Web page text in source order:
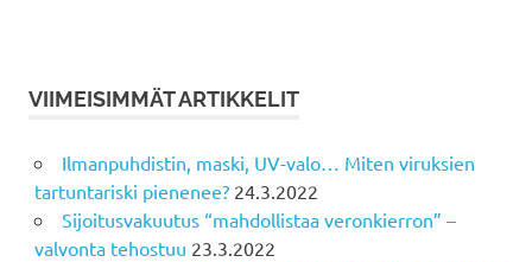
VIIMEISIMMÄT ARTIKKELIT
Ilmanpuhdistin, maski, UV-valo… Miten viruksien
tartuntariski pienenee? 24.3.2022
Sijoitusvakuutus “mahdollistaa veronkierron” –
valvonta tehostuu 23.3.2022